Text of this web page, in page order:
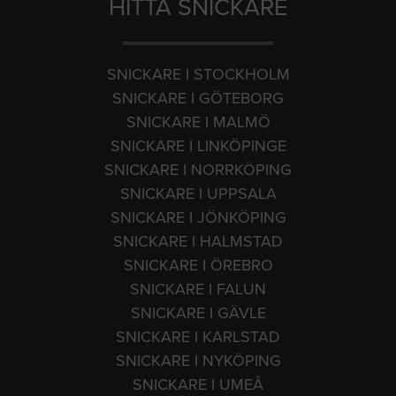
HITTA SNICKARE
SNICKARE I STOCKHOLM
SNICKARE I GÖTEBORG
SNICKARE I MALMÖ
SNICKARE I LINKÖPINGE
SNICKARE I NORRKÖPING
SNICKARE I UPPSALA
SNICKARE I JÖNKÖPING
SNICKARE I HALMSTAD
SNICKARE I ÖREBRO
SNICKARE I FALUN
SNICKARE I GÄVLE
SNICKARE I KARLSTAD
SNICKARE I NYKÖPING
SNICKARE I UMEÅ